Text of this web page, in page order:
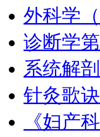
外科学
诊断学
系统解
针灸歌
《妇产